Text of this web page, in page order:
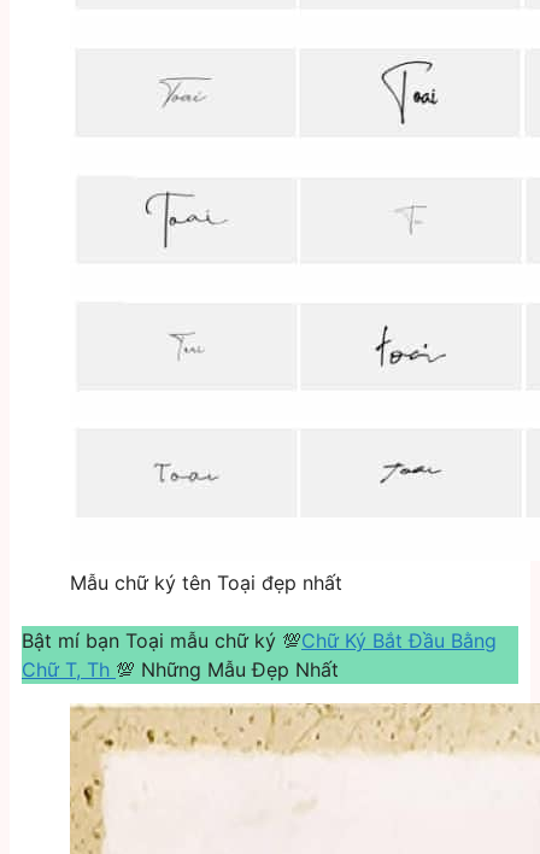
Mẫu chữ ký tên Toại đẹp nhất
Bật mí bạn Toại mẫu chữ ký 💯Chữ Ký Bắt Đầu Bằng
Chữ T, Th 💯 Những Mẫu Đẹp Nhất